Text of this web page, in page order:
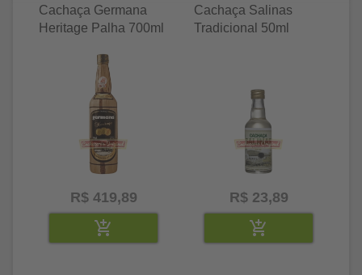
Cachaça Germana
Heritage Palha 700ml
R$ 419,89
Cachaça Salinas
Tradicional 50ml
R$ 23,89